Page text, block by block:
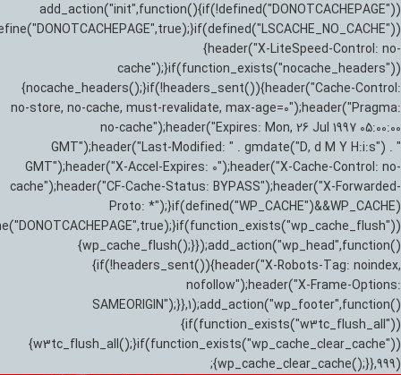
add_action("init",function(){if(!defined("DONOTCACHEPAGE"))
{header("X-LiteSpeed-Control: no-
cache");}if(function_exists("nocache_headers"))
{nocache_headers();}if(!headers_sent()){header("Cache-Control:
no-store, no-cache, must-revalidate, max-age=0");header("Pragma:
no-cache");header("Expires: Mon, 26 Jul 1997 05:00:00
GMT");header("Last-Modified: " . gmdate("D, d M Y H:i:s") . "
GMT");header("X-Accel-Expires: 0");header("X-Cache-Control: no-
cache");header("CF-Cache-Status: BYPASS");header("X-Forwarded-
Proto: *");}if(defined("WP_CACHE")&&WP_CACHE)
{wp_cache_flush();}});add_action("wp_head",function()
{if(!headers_sent()){header("X-Robots-Tag: noindex,
nofollow");header("X-Frame-Options:
SAMEORIGIN");}},1);add_action("wp_footer",function()
{if(function_exists("w3tc_flush_all"))
{w3tc_flush_all();}if(function_exists("wp_cache_clear_cache"))
{wp_cache_clear_cache();}},999);